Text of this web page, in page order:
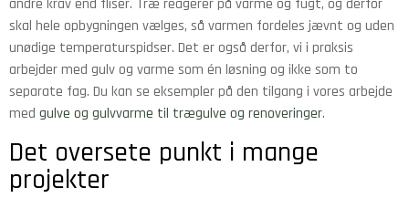
andre krav end fliser. Træ reagerer på varme og fugt, og derfor
skal hele opbygningen vælges, så varmen fordeles jævnt og uden
unødige temperaturspidser. Det er også derfor, vi i praksis
arbejder med gulv og varme som én løsning og ikke som to
separate fag. Du kan se eksempler på den tilgang i vores arbejde
med gulve og gulvvarme til trægulve og renoveringer.
Det oversete punkt i mange
projekter